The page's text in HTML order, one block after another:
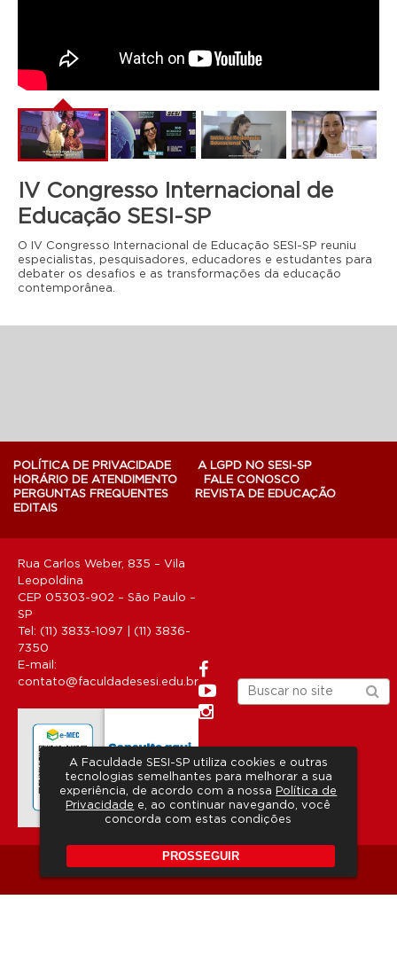
IV Congresso Internacional de
Educação SESI-SP
O IV Congresso Internacional de Educação SESI-SP reuniu
especialistas, pesquisadores, educadores e estudantes para
debater os desafios e as transformações da educação
contemporânea.
POLÍTICA DE PRIVACIDADE
A LGPD NO SESI-SP
HORÁRIO DE ATENDIMENTO
FALE CONOSCO
PERGUNTAS FREQUENTES
REVISTA DE EDUCAÇÃO
EDITAIS
Rua Carlos Weber, 835 – Vila
Leopoldina
CEP 05303-902 – São Paulo –
SP
Tel: (11) 3833-1097 | (11) 3836-
7350
E-mail:
contato@faculdadesesi.edu.br
Copyright 2026 © Todos os direitos reservados.
A Faculdade SESI-SP utiliza cookies e outras
tecnologias semelhantes para melhorar a sua
experiência, de acordo com a nossa Política de
Privacidade e, ao continuar navegando, você
concorda com estas condições
PROSSEGUIR